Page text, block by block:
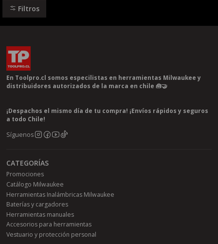
Filtros
En Toolpro.cl somos especilistas en herramientas Milwaukee y
distribuidores autorizados de la marca en chile 🧰🤝
¡Despachos el mismo día de tu compra! ¡Envíos rápidos y seguros
a todo Chile!
Síguenos
CATEGORÍAS
Promociones
Catálogo Milwaukee
Herramientas Inalámbricas Milwaukee
Baterías y cargadores
Herramientas manuales
Accesorios para herramientas
Vestuario y protección personal